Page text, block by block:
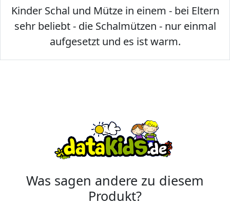
Kinder Schal und Mütze in einem - bei Eltern
sehr beliebt - die Schalmützen - nur einmal
aufgesetzt und es ist warm.
Was sagen andere zu diesem
Produkt?